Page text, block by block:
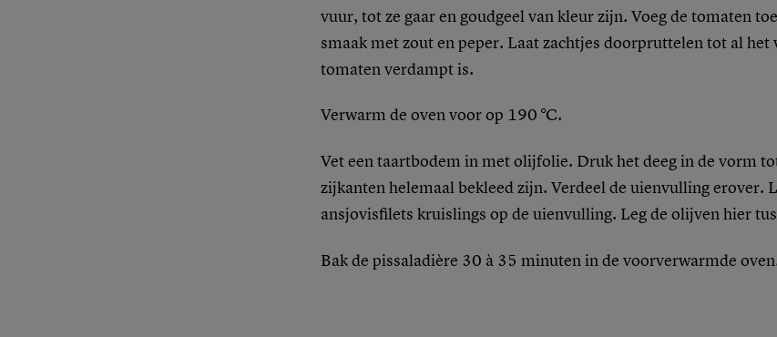
vuur, tot ze gaar en goudgeel van kleur zijn. Voeg de tomaten
smaak met zout en peper. Laat zachtjes doorpruttelen tot al het
tomaten verdampt is.
Verwarm de oven voor op 190 °C.
Vet een taartbodem in met olijfolie. Druk het deeg in de vorm
zijkanten helemaal bekleed zijn. Verdeel de uienvulling erover.
ansjovisfilets kruislings op de uienvulling. Leg de olijven hier
Bak de pissaladière 30 à 35 minuten in de voorverwarmde